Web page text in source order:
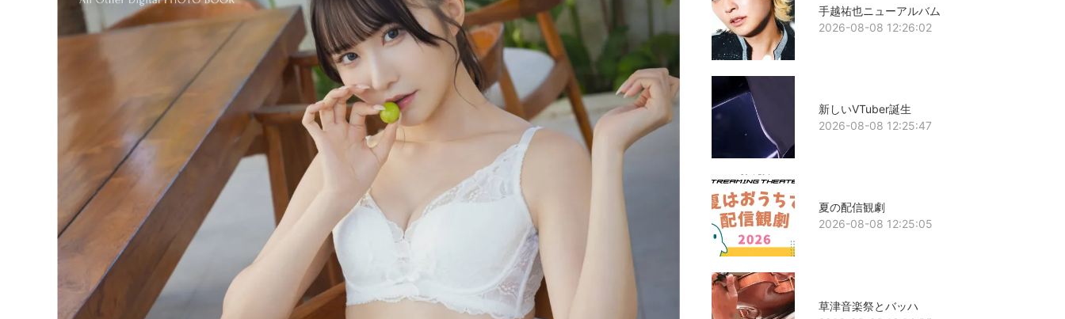
手越祐也ニューアルバム
2026-08-08 12:26:02
新しいVTuber誕生
2026-08-08 12:25:47
夏の配信観劇
2026-08-08 12:25:05
草津音楽祭とバッハ